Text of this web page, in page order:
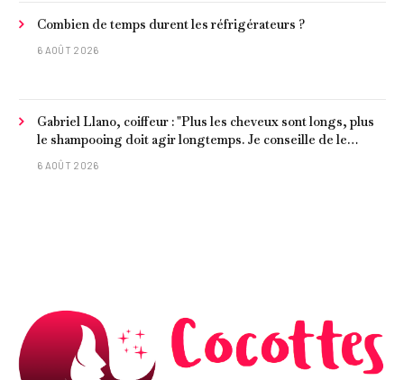
Combien de temps durent les réfrigérateurs ?
6 AOÛT 2026
Gabriel Llano, coiffeur : "Plus les cheveux sont longs, plus
le shampooing doit agir longtemps. Je conseille de le
laisser entre 1 et 3 minutes."
6 AOÛT 2026